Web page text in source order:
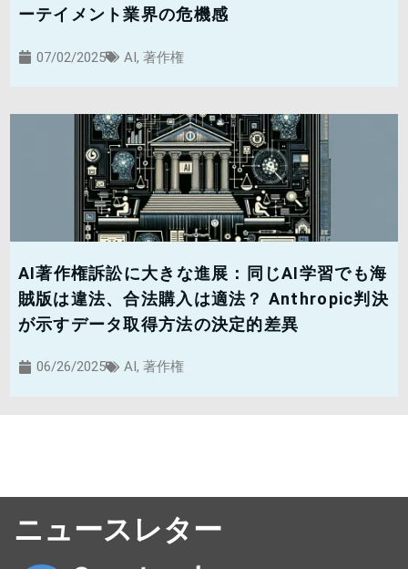
ーテイメント業界の危機感
07/02/2025 AI, 著作権
AI著作権訴訟に大きな進展：同じAI学習でも海
賊版は違法、合法購入は適法？ Anthropic判決
が示すデータ取得方法の決定的差異
06/26/2025 AI , 著作権
ニュースレター